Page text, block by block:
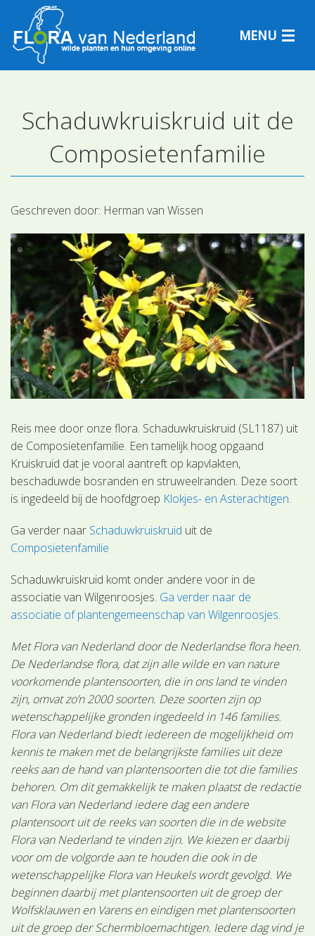
MENU
Plantensoorten
Plantengemeenschappen
Determineren
Schaduwkruiskruid uit de
Composietenfamilie
Geschreven door: Herman van Wissen
Reis mee door onze flora. Schaduwkruiskruid (SL1187) uit
de Composietenfamilie. Een tamelijk hoog opgaand
Kruiskruid dat je vooral aantreft op kapvlakten,
beschaduwde bosranden en struweelranden. Deze soort
is ingedeeld bij de hoofdgroep Klokjes- en Asterachtigen.
Ga verder naar Schaduwkruiskruid uit de
Composietenfamilie
Schaduwkruiskruid komt onder andere voor in de
associatie van Wilgenroosjes. Ga verder naar de
associatie of plantengemeenschap van Wilgenroosjes.
Met Flora van Nederland door de Nederlandse flora heen.
De Nederlandse flora, dat zijn alle wilde en van nature
voorkomende plantensoorten, die in ons land te vinden
zijn, omvat zo’n 2000 soorten. Deze soorten zijn op
wetenschappelijke gronden ingedeeld in 146 families.
Flora van Nederland biedt iedereen de mogelijkheid om
kennis te maken met de belangrijkste families uit deze
reeks aan de hand van plantensoorten die tot die families
behoren. Om dit gemakkelijk te maken plaatst de redactie
van Flora van Nederland iedere dag een andere
plantensoort uit de reeks van soorten die in de website
Flora van Nederland te vinden zijn. We kiezen er daarbij
voor om de volgorde aan te houden die ook in de
wetenschappelijke Flora van Heukels wordt gevolgd. We
beginnen daarbij met plantensoorten uit de groep der
Wolfsklauwen en Varens en eindigen met plantensoorten
uit de groep der Schermbloemachtigen. Iedere dag vind je